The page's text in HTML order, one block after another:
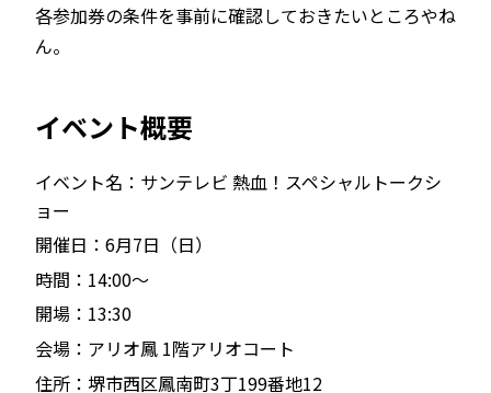
各参加券の条件を事前に確認しておきたいところやね
ん。
イベント概要
イベント名：サンテレビ 熱血！スペシャルトークシ
ョー
開催日：6月7日（日）
時間：14:00〜
開場：13:30
会場：アリオ鳳 1階アリオコート
住所：堺市西区鳳南町3丁199番地12